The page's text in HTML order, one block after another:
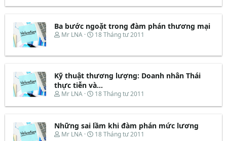
r
e
r
u
e
d
s
r
e
r
y
ắ
t
u
Ba bước ngoặt trong đàm phán thương mại
T
e
d
s
t
a
r
e
r
Mr LNA
N
y
ắ
t
đ
ầ
u
18 Tháng tư 2011
Kỹ thuật thương lượng: Doanh nhân Thái
thực tiễn và...
T
r
a
d
Mr LNA
N
à
b
ắ
18 Tháng tư 2011
Những sai lầm khi đàm phán mức lương
T
Mr LNA
N
18 Tháng tư 2011